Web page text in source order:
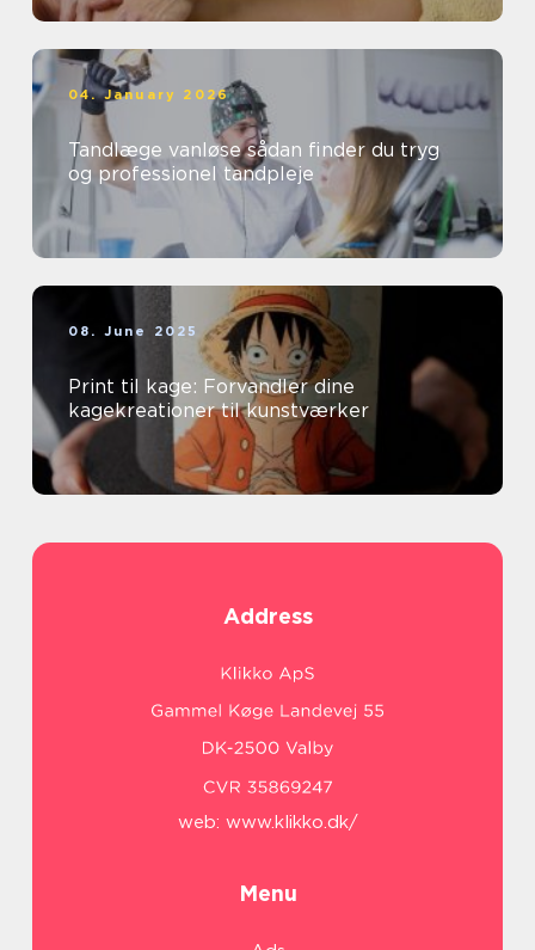
04. January 2026
Tandlæge vanløse sådan finder du tryg
og professionel tandpleje
08. June 2025
Print til kage: Forvandler dine
kagekreationer til kunstværker
Address
web: www.klikko.dk/
Menu